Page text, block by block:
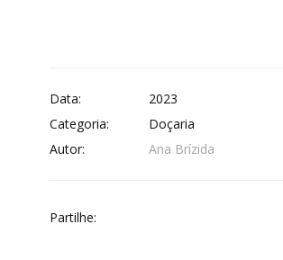
Data:
2023
Categoria:
Doçaria
Autor:
Ana Brízida
Partilhe: